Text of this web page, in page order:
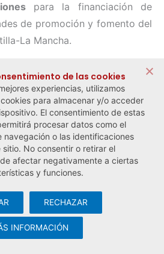
para la financiación de
de promoción y fomento del
La Mancha.
Noticia siguiente →
de la Economía Social y del Trabajo
y política de privacidad
web:Visualco
de las cookies
experiencias, utilizamos
para almacenar y/o acceder
El consentimiento de estas
procesar datos como el
navegación o las identificaciones
sitio. No consentir o retirar el
afectar negativamente a ciertas
y funciones.
RECHAZAR
INFORMACIÓN